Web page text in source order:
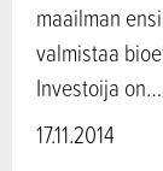
maailman
valmistaa
Investoija on…
17.11.2014